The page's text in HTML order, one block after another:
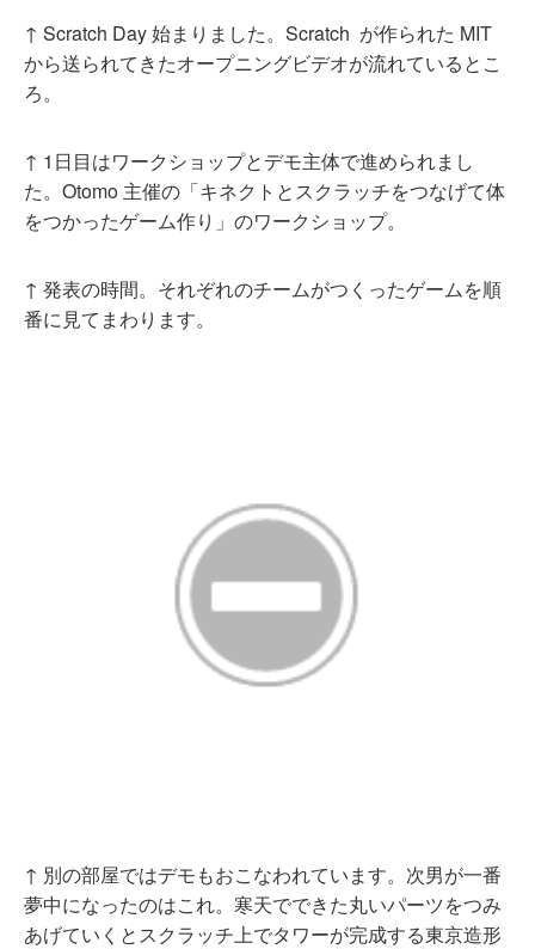
↑ Scratch Day 始まりました。Scratch が作られた MIT
から送られてきたオープニングビデオが流れているとこ
ろ。
↑ 1日目はワークショップとデモ主体で進められまし
た。Otomo 主催の「キネクトとスクラッチをつなげて体
をつかったゲーム作り」のワークショップ。
↑ 発表の時間。それぞれのチームがつくったゲームを順
番に見てまわります。
↑ 別の部屋ではデモもおこなわれています。次男が一番
夢中になったのはこれ。寒天でできた丸いパーツをつみ
あげていくとスクラッチ上でタワーが完成する東京造形